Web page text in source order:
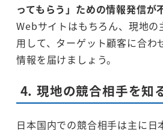
ってもらう」ための情報発信が
Webサイトはもちろん、現地の
用して、ターゲット顧客に合わ
情報を届けましょう。
4. 現地の競合相手を知
日本国内での競合相手は主に日